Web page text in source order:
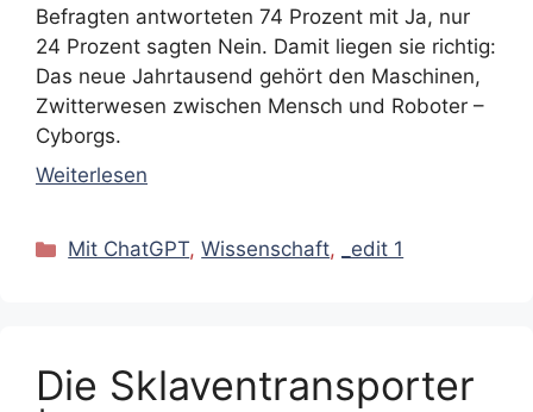
Befragten antworteten 74 Prozent mit Ja, nur
24 Prozent sagten Nein. Damit liegen sie richtig:
Das neue Jahrtausend gehört den Maschinen,
Zwitterwesen zwischen Mensch und Roboter –
Cyborgs.
Weiterlesen
Kategorien
Mit ChatGPT,Wissenschaft, _edit 1
Die Sklaventransporter